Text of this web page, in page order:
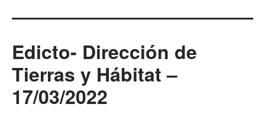
Edicto- Dirección de
Tierras y Hábitat –
17/03/2022